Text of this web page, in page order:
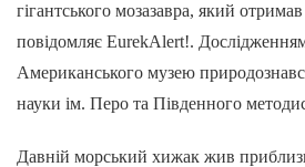
гігантського мозазавра, який
повідомляє EurekAlert!.
Американського музею
науки ім. Перо та Південного
Давній морський хижак жив